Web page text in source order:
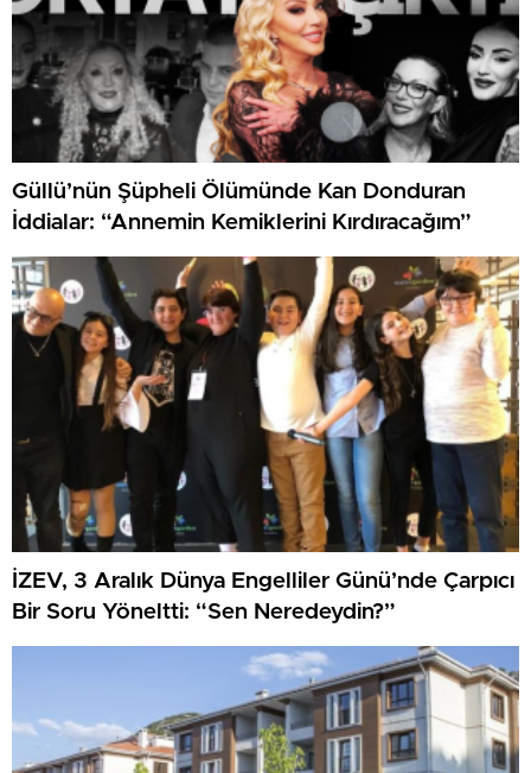
Güllü’nün Şüpheli Ölümünde Kan Donduran
İddialar: “Annemin Kemiklerini Kırdıracağım”
İZEV, 3 Aralık Dünya Engelliler Günü’nde Çarpıcı
Bir Soru Yöneltti: “Sen Neredeydin?”